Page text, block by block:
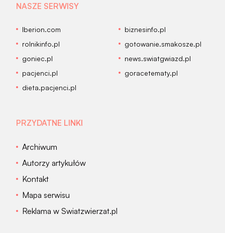
NASZE SERWISY
Iberion.com
biznesinfo.pl
rolnikinfo.pl
gotowanie.smakosze.pl
goniec.pl
news.swiatgwiazd.pl
pacjenci.pl
goracetematy.pl
dieta.pacjenci.pl
PRZYDATNE LINKI
Archiwum
Autorzy artykułów
Kontakt
Mapa serwisu
Reklama w Swiatzwierzat.pl